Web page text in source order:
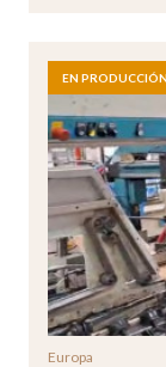
EN PRODUCCIÓN
Europa